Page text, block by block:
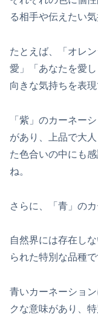
る相手や伝えたい
たとえば、「オレ
愛」「あなたを愛
向きな気持ちを表現
「紫」のカーネー
があり、上品で大
た色合いの中にも
ね。
さらに、「青」の
自然界には存在し
られた特別な品種で
青いカーネーショ
クな意味があり、